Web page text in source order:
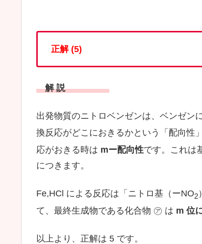
正解 (5)
解 説
出発物質のニトロベンゼンは、 ベンゼン
換反応がどこにおきるかという
「配向性
応がおきる時は mー配向性です。これは
につきます。
Fe,HCl による反応は 「ニトロ基（ーNO2
て、 最終生成物である化合物 ㋐ は m 位
以上より、正解は 5 です。